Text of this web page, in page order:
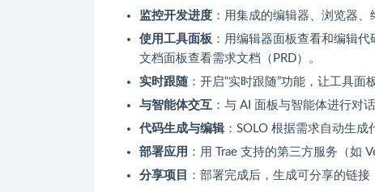
监控开发进度 ：用集成的编辑器、浏览器
使用工具面板 ：用编辑器面板查看和编辑
文档面板查看需求文档（PRD）。
实时跟随 ：开启“实时跟随”功能，让工具
与智能体交互 ：与 AI 面板与智能体进行对
代码生成与编辑：SOLO 根据需求自动生成
部署应用 ：用 Trae 支持的第三方服务（如
分享项目
：部署完成后，生成可分享的链接